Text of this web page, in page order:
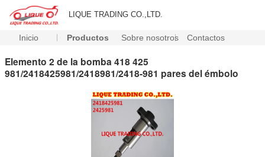
LIQUE TRADING CO.,LTD.
Inicio Productos Sobre nosotros Contactos
Elemento 2 de la bomba 418 425
981/2418425981/2418981/2418-981 pares del émbolo